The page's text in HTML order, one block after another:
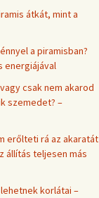
átkát, mint a
a piramisban?
energiájával
csak nem akarod
szemedet? –
erőlteti rá az akaratát
állítás teljesen más
korlátai –